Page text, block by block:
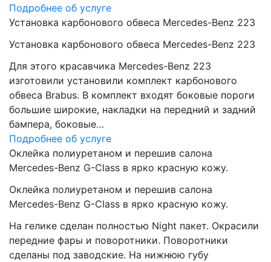
Подробнее об услуге
Установка карбонового обвеса Mercedes-Benz 223
Установка карбонового обвеса Mercedes-Benz 223
Для этого красавчика Mercedes-Benz 223
изготовили установили комплект карбонового
обвеса Brabus. В комплект входят боковые пороги
большие широкие, накладки на передний и задний
бампера, боковые…
Подробнее об услуге
Оклейка полиуретаном и перешив салона
Mercedes-Benz G-Class в ярко красную кожу.
Оклейка полиуретаном и перешив салона
Mercedes-Benz G-Class в ярко красную кожу.
На гелике сделан полностью Night пакет. Окрасили
передние фары и поворотники. Поворотники
сделаны под заводские. На нижнюю губу